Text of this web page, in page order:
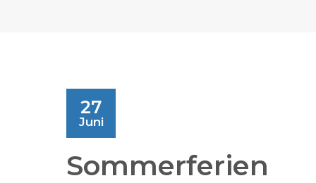
27
Juni
Sommerferien